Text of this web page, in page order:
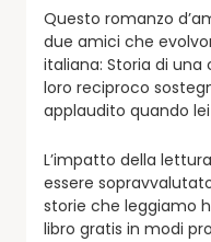
Questo romanzo
due amici che
italiana: Storia di
loro reciproco
applaudito quando
L’impatto della
essere
storie che leggiamo
libro gratis in modi